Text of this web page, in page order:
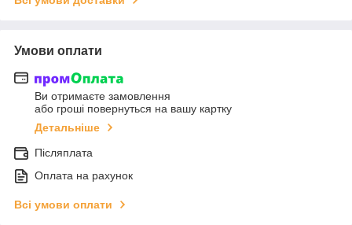
Умови оплати
Ви отримаєте замовлення
або гроші повернуться на вашу картку
Детальніше
Післяплата
Оплата на рахунок
Всі умови оплати